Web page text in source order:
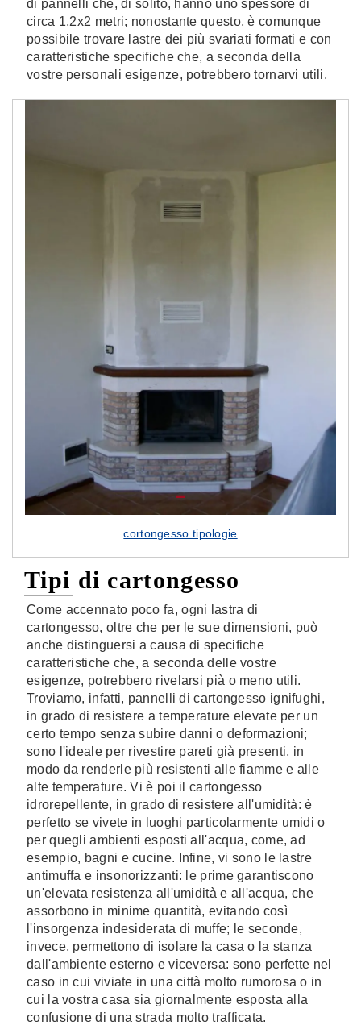
di pannelli che, di solito, hanno uno spessore di
circa 1,2x2 metri; nonostante questo, è comunque
possibile trovare lastre dei più svariati formati e con
caratteristiche specifiche che, a seconda della
vostre personali esigenze, potrebbero tornarvi utili.
cortongesso tipologie
Tipi di cartongesso
Come accennato poco fa, ogni lastra di
cartongesso, oltre che per le sue dimensioni, può
anche distinguersi a causa di specifiche
caratteristiche che, a seconda delle vostre
esigenze, potrebbero rivelarsi pià o meno utili.
Troviamo, infatti, pannelli di cartongesso ignifughi,
in grado di resistere a temperature elevate per un
certo tempo senza subire danni o deformazioni;
sono l'ideale per rivestire pareti già presenti, in
modo da renderle più resistenti alle fiamme e alle
alte temperature. Vi è poi il cartongesso
idrorepellente, in grado di resistere all'umidità: è
perfetto se vivete in luoghi particolarmente umidi o
per quegli ambienti esposti all'acqua, come, ad
esempio, bagni e cucine. Infine, vi sono le lastre
antimuffa e insonorizzanti: le prime garantiscono
un'elevata resistenza all'umidità e all'acqua, che
assorbono in minime quantità, evitando così
l'insorgenza indesiderata di muffe; le seconde,
invece, permettono di isolare la casa o la stanza
dall'ambiente esterno e viceversa: sono perfette nel
caso in cui viviate in una città molto rumorosa o in
cui la vostra casa sia giornalmente esposta alla
confusione di una strada molto trafficata.